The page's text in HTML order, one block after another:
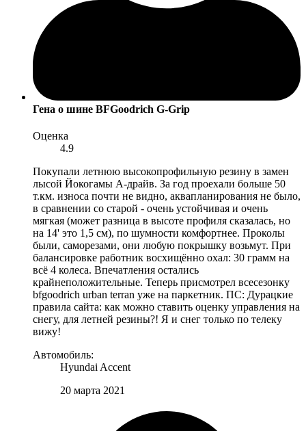
Гена о шине BFGoodrich G-Grip
Оценка
4.9
Покупали летнюю высокопрофильную резину в замен
лысой Йокогамы А-драйв. За год проехали больше 50
т.км. износа почти не видно, аквапланирования не было,
в сравнении со старой - очень устойчивая и очень
мягкая (может разница в высоте профиля сказалась, но
на 14' это 1,5 см), по шумности комфортнее. Проколы
были, саморезами, они любую покрышку возьмут. При
балансировке работник восхищённо охал: 30 грамм на
всё 4 колеса. Впечатления остались
крайнеположительные. Теперь присмотрел всесезонку
bfgoodrich urban terran уже на паркетник. ПС: Дурацкие
правила сайта: как можно ставить оценку управления на
снегу, для летней резины?! Я и снег только по телеку
вижу!
Автомобиль:
Hyundai Accent
20 марта 2021